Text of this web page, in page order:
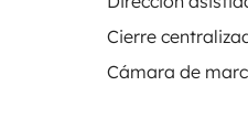
Cierre
Cámara de